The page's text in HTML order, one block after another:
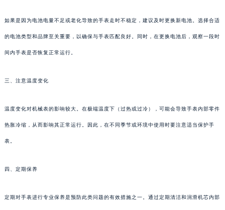
如果是因为电池电量不足或老化导致的手表走时不稳定，建议及时更换新电池。选择合适
的电池类型和品牌至关重要，以确保与手表匹配良好。同时，在更换电池后，观察一段时
间内手表是否恢复正常运行。
三、注意温度变化
温度变化对机械表的影响较大。在极端温度下（过热或过冷），可能会导致手表内部零件
热胀冷缩，从而影响其正常运行。因此，在不同季节或环境中使用时要注意适当保护手
表。
四、定期保养
定期对手表进行专业保养是预防此类问题的有效措施之一。通过定期清洁和润滑机芯内部